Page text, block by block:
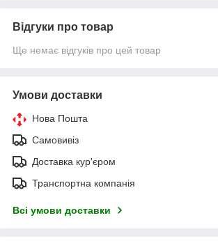
Відгуки про товар
Ще немає відгуків про цей товар
Умови доставки
Нова Пошта
Самовивіз
Доставка кур'єром
Транспортна компанія
Всі умови доставки